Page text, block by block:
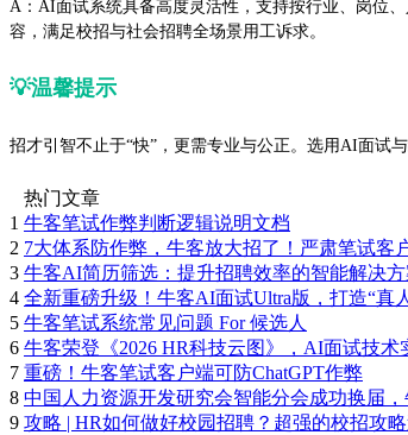
A：AI面试系统具备高度灵活性，支持按行业、岗位
容，满足校招与社会招聘全场景用工诉求。
💡温馨提示
招才引智不止于“快”，更需专业与公正。选用AI面试
热门文章
1 牛客笔试作弊判断逻辑说明文档
2 7大体系防作弊，牛客放大招了！严肃笔试客
3 牛客AI简历筛选：提升招聘效率的智能解决方
4 全新重磅升级！牛客AI面试Ultra版，打造“真
5 牛客笔试系统常见问题 For 候选人
6 牛客荣登《2026 HR科技云图》，AI面试技术
7 重磅！牛客笔试客户端可防ChatGPT作弊
8 中国人力资源开发研究会智能分会成功换届
9 攻略 | HR如何做好校园招聘？超强的校招攻